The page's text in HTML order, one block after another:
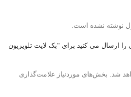
نوشته نشده است.
را ارسال می کنید برای “بک لایت تلویزیون
شد.
بخش‌های موردنیاز علامت‌گذاری